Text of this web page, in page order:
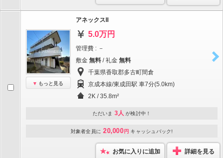
もっと見る
アネックスII
5.0万円
管理費 : －
敷金 無料 / 礼金 無料
千葉県香取郡多古町間倉
京成本線/東成田駅 車7分(5.0km)
2K / 35.8m²
ただいま 3人 が検討中！
対象者全員に 20,000 円 キャッシュバック!
お気に入りに追加 詳細を見る